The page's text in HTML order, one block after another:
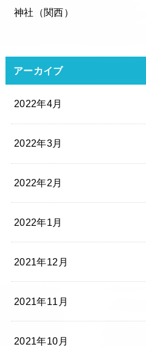
神社（関西）
アーカイブ
2022年4月
2022年3月
2022年2月
2022年1月
2021年12月
2021年11月
2021年10月